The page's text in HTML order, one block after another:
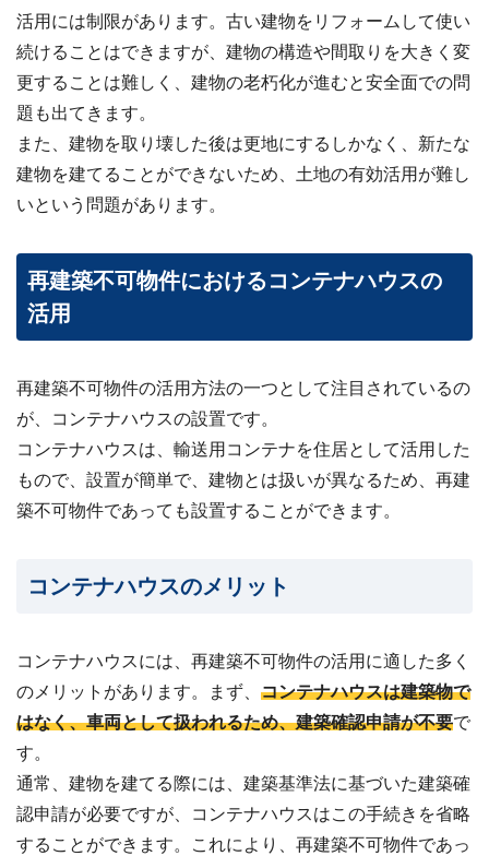
✉
わせ
ルフ
ォー
ムは
こち
ら ›
📞
お電
の無
536-
408 ／
📄
資料
ダウ
ンロ
ード
（無
サー
ビス
案
集 ›
活用には制限があります。古い建物をリフォームして使い
続けることはできますが、建物の構造や間取りを大きく変
更することは難しく、建物の老朽化が進むと安全面での問
題も出てきます。
また、建物を取り壊した後は更地にするしかなく、新たな
建物を建てることができないため、土地の有効活用が難し
いという問題があります。
再建築不可物件におけるコンテナハウスの
活用
再建築不可物件の活用方法の一つとして注目されているの
が、コンテナハウスの設置です。
コンテナハウスは、輸送用コンテナを住居として活用した
もので、設置が簡単で、建物とは扱いが異なるため、再建
築不可物件であっても設置することができます。
コンテナハウスのメリット
コンテナハウスには、再建築不可物件の活用に適した多く
のメリットがあります。まず、 コンテナハウスは建築物で
はなく、車両として扱われるため、建築確認申請が不要で
す。
通常、建物を建てる際には、建築基準法に基づいた建築確
認申請が必要ですが、コンテナハウスはこの手続きを省略
することができます。これにより、再建築不可物件であっ